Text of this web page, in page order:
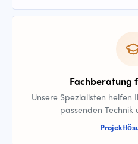
Fachberatung
Unsere Spezialisten
passenden Technik